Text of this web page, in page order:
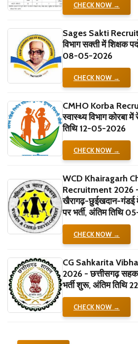
CHECK NOW →
Sages Sakti
विभाग सक्ती में शिक्षक
08-05-2026
CHECK NOW →
CMHO Korba
स्वास्थ्य विभाग कोरबा में
तिथि 12-05-2026
CHECK NOW →
WCD Khairagarh
Recruitment 2026 -
खैरागढ़-छुईखदान-गंडई
पर भर्ती, अंतिम तिथि
CHECK NOW →
CG Sahkarita
2026 - छत्तीसगढ़
भर्ती शुरू, अंतिम तिथि
CHECK NOW →